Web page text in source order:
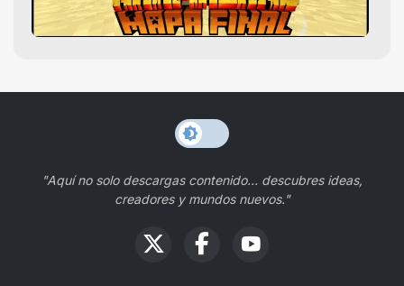
"Aquí no solo descargas contenido… descubres ideas,
creadores y mundos nuevos."